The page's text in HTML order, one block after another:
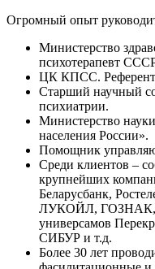
Огромный опыт
Министерство
психотерапевт
ЦК КПСС.
Старший научный
психиатрии.
Министерство
населения России».
Помощник
Среди клиентов –
крупнейших
Беларусбанк,
ЛУКОЙЛ, ГОЗНАК,
универсамов
СИБУР и т.д.
Более 30 лет